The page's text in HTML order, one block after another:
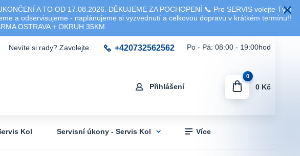
A TO OD 17.08.2026. DĚKUJEME ZA POCHOPENÍ 📞 Pro SERVIS volejte Tým
a odservisujeme - naplánujeme si vyzvednutí a celkovou dopravu v krátkém termínu!!
OSTRAVA + OKRUH 35KM.
Přihlášení
Nevíte si rady? Zavolejte. +420732562562 Po - Pá: 08:00 - 19:00hod
0
0 Kč
Kol Servisní úkony - Servis Kol Více